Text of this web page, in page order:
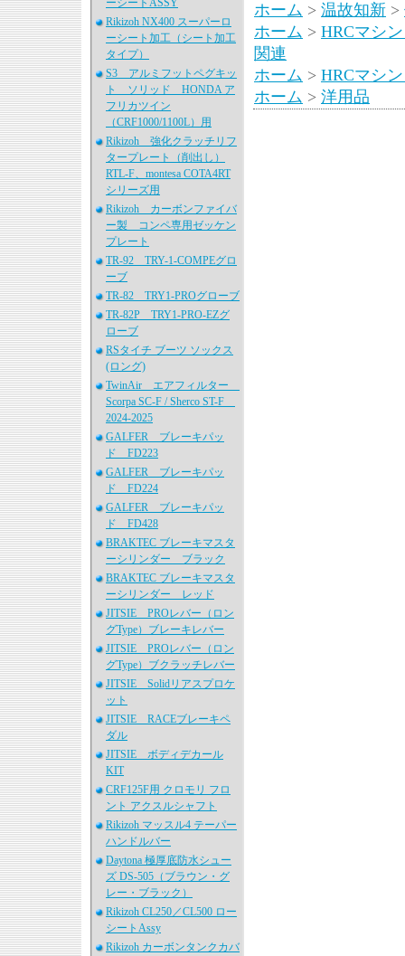
ーシートASSY
Rikizoh NX400 スーパーロ
ーシート加工（シート加工
タイプ）
S3 アルミフットペグキッ
ト ソリッド HONDA ア
フリカツイン
（CRF1000/1100L）用
Rikizoh 強化クラッチリフ
タープレート（削出し）
RTL-F、montesa COTA4RT
シリーズ用
Rikizoh カーボンファイバ
ー製 コンペ専用ゼッケン
プレート
TR-92 TRY-1-COMPEグロ
ーブ
TR-82 TRY1-PROグローブ
TR-82P TRY1-PRO-EZグ
ローブ
RSタイチ ブーツ ソックス
(ロング)
TwinAir エアフィルター
Scorpa SC-F / Sherco ST-F
2024-2025
GALFER ブレーキパッ
ド FD223
GALFER ブレーキパッ
ド FD224
GALFER ブレーキパッ
ド FD428
BRAKTEC ブレーキマスタ
ーシリンダー ブラック
BRAKTEC ブレーキマスタ
ーシリンダー レッド
JITSIE PROレバー（ロン
グType）ブレーキレバー
JITSIE PROレバー（ロン
グType）ブクラッチレバー
JITSIE Solidリアスプロケ
ット
JITSIE RACEブレーキペ
ダル
JITSIE ボディデカール
KIT
CRF125F用 クロモリ フロ
ント アクスルシャフト
Rikizoh マッスル4 テーパー
ハンドルバー
Daytona 極厚底防水シュー
ズ DS-505（ブラウン・グ
レー・ブラック）
Rikizoh CL250／CL500 ロー
シートAssy
Rikizoh カーボンタンクカバ
ホーム > 温故知新 >
ホーム > HRCマシ
関連
ホーム > HRCマシ
ホーム > 洋用品